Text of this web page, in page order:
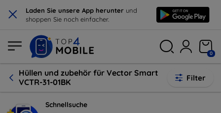
× Laden Sie unsere App herunter und
shoppen Sie noch einfacher.
0
Hüllen und zubehör für Vector Smart
VCTR-31-01BK
Filter
Schnellsuche